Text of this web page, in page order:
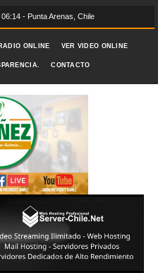
- Punta Arenas, Chile
ONLINE VER VIDEO ONLINE
CONTACTO